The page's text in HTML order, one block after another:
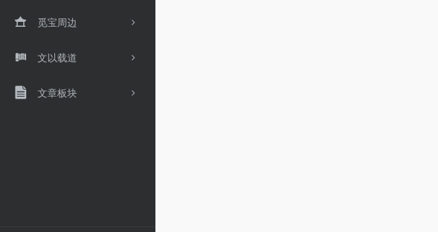
觅宝周边
文以载道
文章板块